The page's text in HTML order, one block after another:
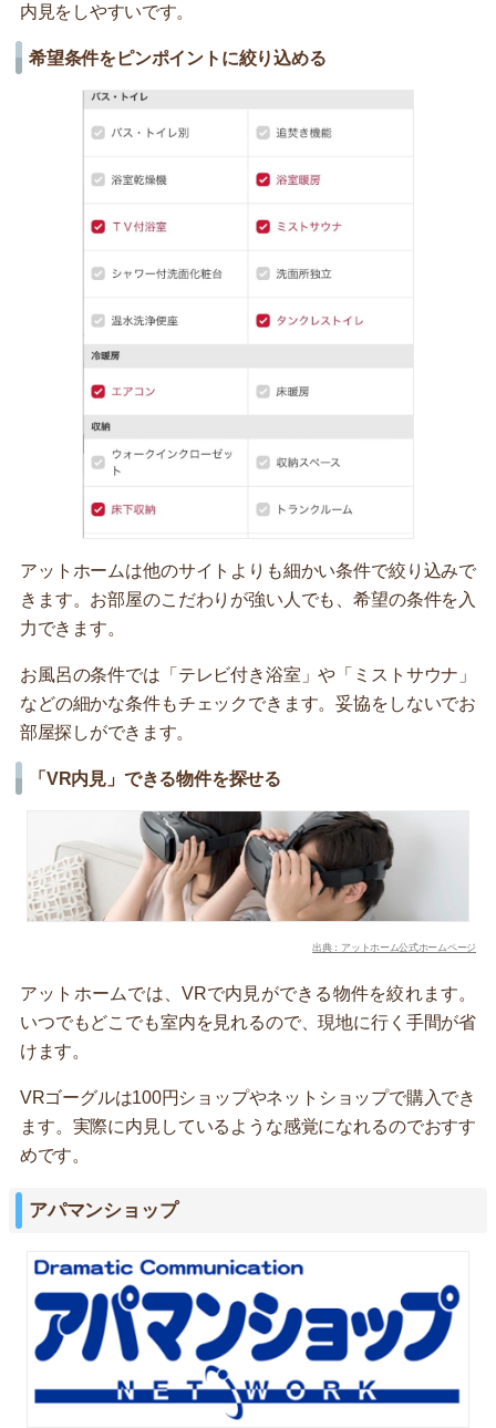
内見をしやすいです。
希望条件をピンポイントに絞り込める
アットホームは他のサイトよりも細かい条件で絞り込みで
きます。お部屋のこだわりが強い人でも、希望の条件を入
力できます。
お風呂の条件では「テレビ付き浴室」や「ミストサウナ」
などの細かな条件もチェックできます。妥協をしないでお
部屋探しができます。
「VR内見」できる物件を探せる
出典：アットホーム公式ホームページ
アットホームでは、VRで内見ができる物件を絞れます。
いつでもどこでも室内を見れるので、現地に行く手間が省
けます。
VRゴーグルは100円ショップやネットショップで購入でき
ます。実際に内見しているような感覚になれるのでおすす
めです。
アパマンショップ